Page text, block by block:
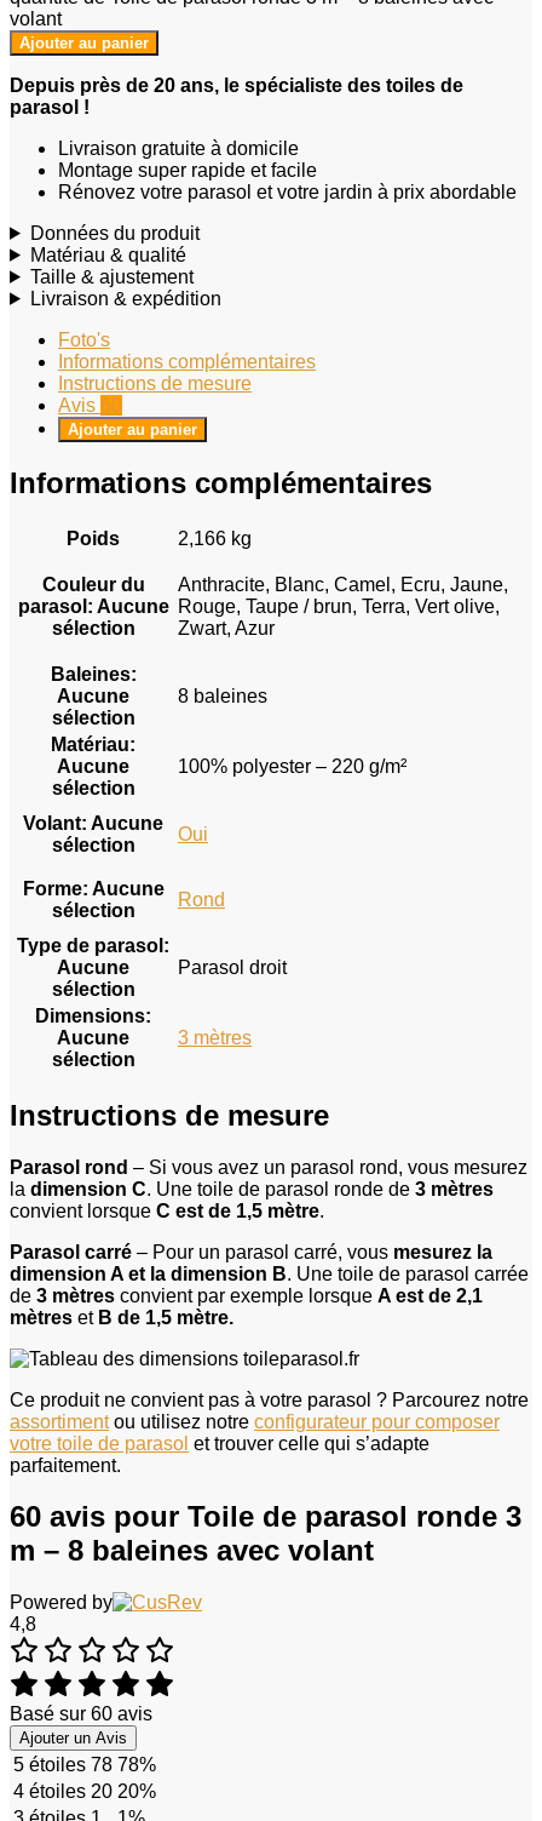
volant
Ajouter au panier
Depuis près de 20 ans, le spécialiste des toiles de
parasol !
Livraison gratuite à domicile
Montage super rapide et facile
Rénovez votre parasol et votre jardin à prix abordable
Données du produit
Matériau & qualité
Taille & ajustement
Livraison & expédition
Foto's
Informations complémentaires
Instructions de mesure
Avis 60
Ajouter au panier
Informations complémentaires
Poids 2,166 kg
Couleur du
parasol : Aucune
sélection
Anthracite, Blanc, Camel, Ecru, Jaune,
Rouge, Taupe / brun, Terra, Vert olive,
Zwart, Azur
Baleines:
Aucune
sélection
8 baleines
Matériau:
Aucune
sélection
100% polyester – 220 g/m²
Volant: Aucune
sélection
Oui
Forme: Aucune
sélection
Rond
Type de parasol :
Aucune
sélection
Parasol droit
Dimensions:
Aucune
sélection
3 mètres
Instructions de mesure
Parasol rond – Si vous avez un parasol rond, vous mesurez
la dimension C. Une toile de parasol ronde de 3 mètres
convient lorsque C est de 1,5 mètre.
Parasol carré – Pour un parasol carré, vous mesurez la
dimension A et la dimension B. Une toile de parasol carrée
de 3 mètres convient par exemple lorsque A est de 2,1
mètres etB de 1,5 mètre.
Ce produit ne convient pas à votre parasol ? Parcourez notre
assortimentou utilisez notre configurateur pour composer
votre toile de parasol et trouver celle qui s’adapte
parfaitement.
60 avis pour Toile de parasol ronde 3
m – 8 baleines avec volant
Powered by
4,8
Basé sur 60 avis
Ajouter un Avis
5 étoiles 78 78%
4 étoiles 20 20%